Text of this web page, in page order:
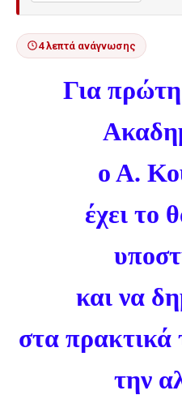
4 λεπτά ανάγνωσης
Για
ο Α.
έχει το
και να
στα πρακτικά
την